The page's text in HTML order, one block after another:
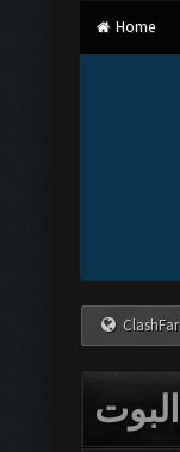
Home